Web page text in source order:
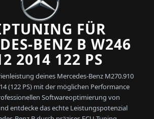
FÜR
BENZ B W246
2014 122 PS
deines Mercedes-Benz M270.910
(122 PS) mit der möglichen Performance
Softwareoptimierung von
entdecke das echte Leistungspotenzial